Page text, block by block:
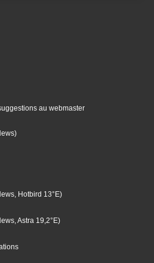
au webmaster
Hotbird 13°E)
Astra 19,2°E)